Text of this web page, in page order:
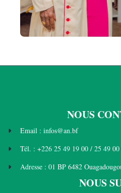
NOUS
Email : infos@an.bf
Tél. : +226 25 49 19 00 / 25 49
Adresse : 01 BP 6482
NOUS